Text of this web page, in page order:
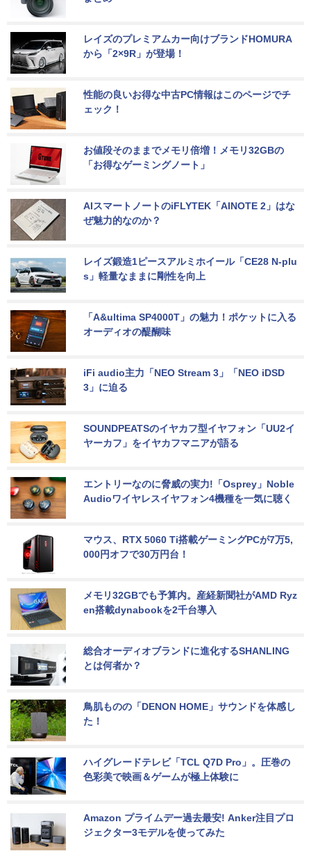
レイズのプレミアムカー向けブランドHOMURA
から「2×9R」が登場！
性能の良いお得な中古PC情報はこのページでチ
ェック！
お値段そのままでメモリ倍増！メモリ32GBの
「お得なゲーミングノート」
AIスマートノートのiFLYTEK「AINOTE 2」はな
ぜ魅力的なのか？
レイズ鍛造1ピースアルミホイール「CE28 N-plu
s」軽量なままに剛性を向上
「A&ultima SP4000T」の魅力！ポケットに入る
オーディオの醍醐味
iFi audio主力「NEO Stream 3」「NEO iDSD
3」に迫る
SOUNDPEATSのイヤカフ型イヤフォン「UU2イ
ヤーカフ」をイヤカフマニアが語る
エントリーなのに脅威の実力!「Osprey」Noble
Audioワイヤレスイヤフォン4機種を一気に聴く
マウス、RTX 5060 Ti搭載ゲーミングPCが7万5,
000円オフで30万円台！
メモリ32GBでも予算内。産経新聞社がAMD Ryz
en搭載dynabookを2千台導入
総合オーディオブランドに進化するSHANLING
とは何者か？
鳥肌ものの「DENON HOME」サウンドを体感し
た！
ハイグレードテレビ「TCL Q7D Pro」。圧巻の
色彩美で映画＆ゲームが極上体験に
Amazon プライムデー過去最安! Anker注目プロ
ジェクター3モデルを使ってみた